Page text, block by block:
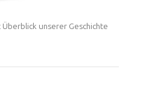
unserer Geschichte